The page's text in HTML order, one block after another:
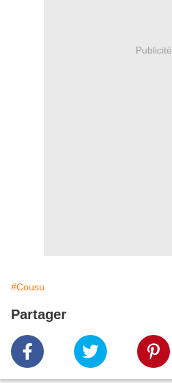
Publicité
#Cousu
Partager